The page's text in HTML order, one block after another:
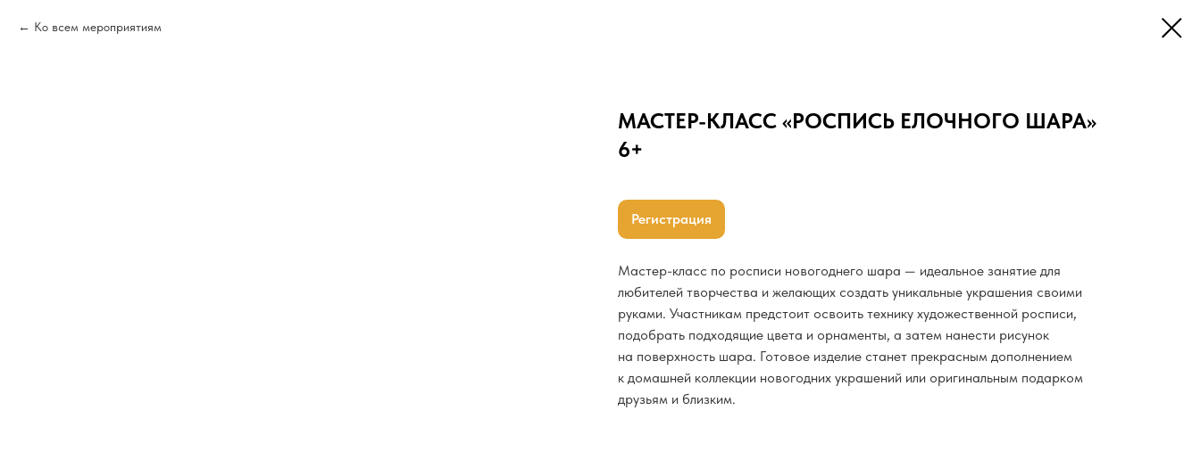
Ко всем мероприятиям
МАСТЕР-КЛАСС «РОСПИСЬ ЕЛОЧНОГО ШАРА»
6+
Регистрация
Мастер-класс по росписи новогоднего шара — идеальное занятие для
любителей творчества и желающих создать уникальные украшения своими
руками. Участникам предстоит освоить технику художественной росписи,
подобрать подходящие цвета и орнаменты, а затем нанести рисунок
на поверхность шара. Готовое изделие станет прекрасным дополнением
к домашней коллекции новогодних украшений или оригинальным подарком
друзьям и близким.